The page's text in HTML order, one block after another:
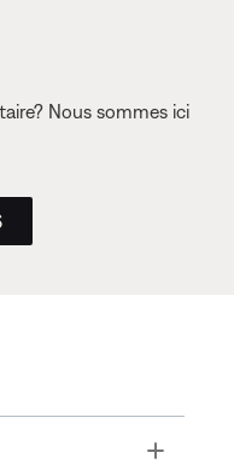
Nous sommes ici
Toggle